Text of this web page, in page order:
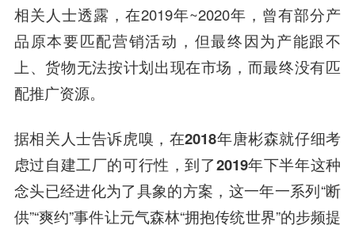
相关人士透露，在2019年~2020年，曾有部分产
品原本要匹配营销活动，但最终因为产能跟不
上、货物无法按计划出现在市场，而最终没有匹
配推广资源。
据相关人士告诉虎嗅， 在2018年唐彬森就仔细考
虑过自建工厂的可行性，到了2019年下半年这种
念头已经进化为了具象的方案 ，这一年一系列“断
供”“爽约”事件让元气森林“拥抱传统世界”的步频提